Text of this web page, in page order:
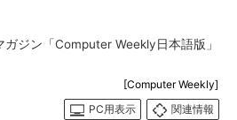
ジン「Computer Weekly日本語版」
[Computer Weekly]
PC用表示
関連情報